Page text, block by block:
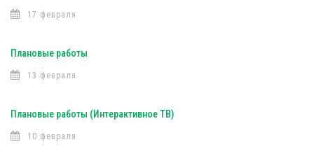
17 февраля
Плановые работы
13 февраля
Плановые работы (Интерактивное ТВ)
10 февраля